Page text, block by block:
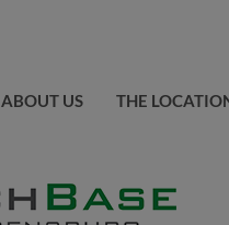
ABOUT US THE